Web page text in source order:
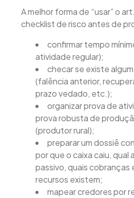
A melhor forma de “usar” o
checklist de risco antes de
confirmar tempo
atividade regular);
checar se existe
(falência anterior,
prazo vedado, etc.);
organizar prova de
prova robusta de
(produtor rural);
preparar um dossiê
por que o caixa caiu, qual
passivo, quais cobranças
recursos existem;
mapear credores por